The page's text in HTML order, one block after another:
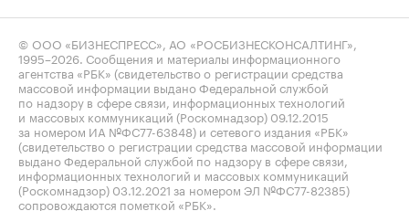
© ООО «БИЗНЕСПРЕСС», АО «РОСБИЗНЕСКОНСАЛТИНГ»,
1995–2026. Сообщения и материалы информационного
агентства «РБК» (свидетельство о регистрации средства
массовой информации выдано Федеральной службой
по надзору в сфере связи, информационных технологий
и массовых коммуникаций (Роскомнадзор) 09.12.2015
за номером ИА №ФС77-63848) и сетевого издания «РБК»
(свидетельство о регистрации средства массовой информации
выдано Федеральной службой по надзору в сфере связи,
информационных технологий и массовых коммуникаций
(Роскомнадзор) 03.12.2021 за номером ЭЛ №ФС77-82385)
сопровождаются пометкой «РБК».